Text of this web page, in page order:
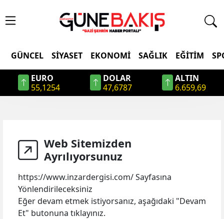
GÜNCEL SIYASET EKONOMI SAĞLIK EĞITIM
EURO
55,1254
DOLAR
47,6787
ALTIN
6.659,69
Web Sitemizden
Ayrılıyorsunuz
https://www.inzardergisi.com/Sayfasına
Yönlendirileceksiniz
Eğer devam etmek istiyorsanız, aşağıdaki "Devam
Et" butonuna tıklayınız.